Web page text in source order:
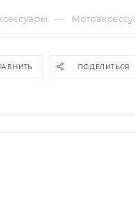
—
ПОДЕЛИТЬСЯ